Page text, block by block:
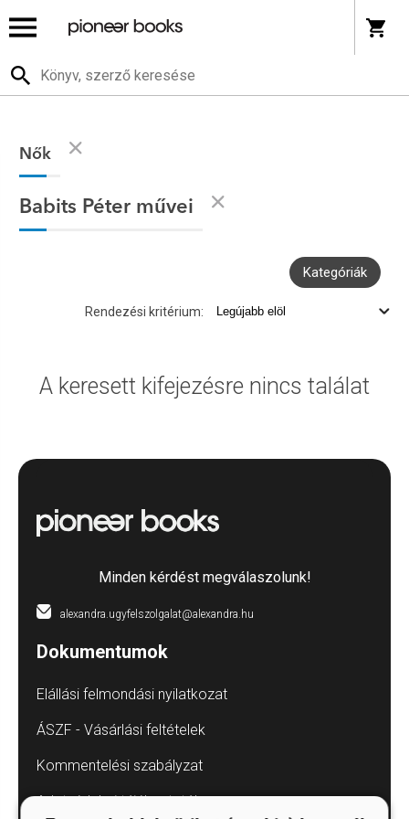
Nők
Babits Péter művei
Kategóriák
Rendezési kritérium:
A keresett kifejezésre nincs találat
Minden kérdést megválaszolunk!
alexandra.ugyfelszolgalat@alexandra.hu
Dokumentumok
Elállási felmondási nyilatkozat
ÁSZF - Vásárlási feltételek
Kommentelési szabályzat
Adatvédelmi tájékoztatók